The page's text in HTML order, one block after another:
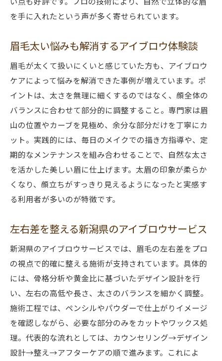
を手に入れたという声が多く寄せられています。
眉毛太い悩みも解消するアイブロウ体験談
眉毛が太くて扱いにくいと感じていた方も、アイブロウ
ケアによって悩みを解消できた事例が増えています。ポ
イントは、太さを無理に細くするのではなく、顔全体の
バランスに合わせて部分的に調整すること。専門家は眉
山の位置やカーブを見極め、余分な部分だけを丁寧にカ
ット。実践的には、毎日のメイクでの描き方指導や、定
期的なメンテナンスを組み合わせることで、自然な太さ
を活かした美しい眉に仕上げます。太眉の印象が柔らか
くなり、顔立ちがすっきり見えるようになったと実感す
る利用者が多いのが特徴です。
左右差を整える新潟県のアイブロウサービス
新潟県のアイブロウサービスでは、眉毛の左右差をプロ
の視点で的確に整える施術が支持されています。具体的
には、骨格分析や黄金比に基づいたデザイン設計を行
い、左右の高低や長さ、太さのバランスを細かく調整。
施術工程では、ペンシルやパウダーで仕上がりイメージ
を確認しながら、必要な部分のみをカットやワックス処
理。代表的な流れとしては、カウンセリング→デザイン
設計→整え→アフターケアの順で進みます。これによ